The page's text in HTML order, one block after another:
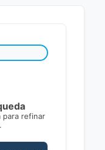
para refinar